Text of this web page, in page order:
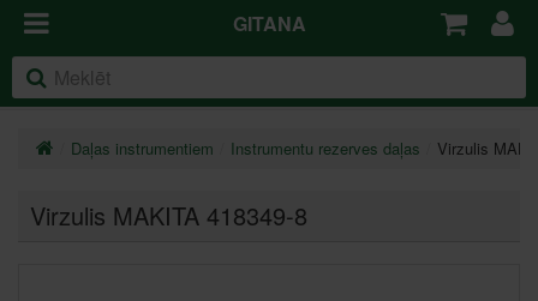
GITANA
Daļas instrumentiem Instrumentu rezerves daļas Virzulis
Virzulis MAKITA 418349-8